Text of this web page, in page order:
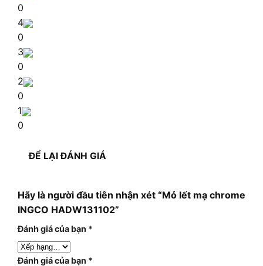
0
4
0
3
0
2
0
1
0
ĐỂ LẠI ĐÁNH GIÁ
Hãy là người đầu tiên nhận xét “Mỏ lết mạ chrome
INGCO HADW131102”
Đánh giá của bạn *
Đánh giá của bạn *